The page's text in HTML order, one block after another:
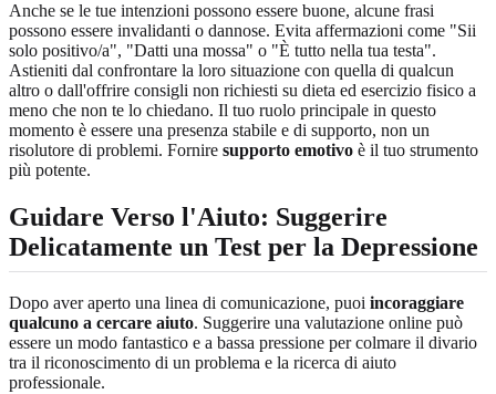
Anche se le tue intenzioni possono essere buone, alcune frasi
possono essere invalidanti o dannose. Evita affermazioni come "Sii
solo positivo/a", "Datti una mossa" o "È tutto nella tua testa".
Astieniti dal confrontare la loro situazione con quella di qualcun
altro o dall'offrire consigli non richiesti su dieta ed esercizio fisico a
meno che non te lo chiedano. Il tuo ruolo principale in questo
momento è essere una presenza stabile e di supporto, non un
risolutore di problemi. Fornire supporto emotivo è il tuo strumento
più potente.
Guidare Verso l'Aiuto: Suggerire
Delicatamente un Test per la Depressione
Dopo aver aperto una linea di comunicazione, puoi incoraggiare
qualcuno a cercare aiuto. Suggerire una valutazione online può
essere un modo fantastico e a bassa pressione per colmare il divario
tra il riconoscimento di un problema e la ricerca di aiuto
professionale.